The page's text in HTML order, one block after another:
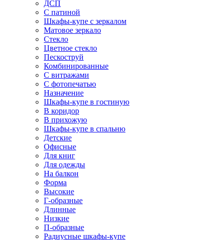
ДСП
С патиной
Шкафы-купе с зеркалом
Матовое зеркало
Стекло
Цветное стекло
Пескоструй
Комбинированные
С витражами
С фотопечатью
Назначение
Шкафы-купе в гостиную
В коридор
В прихожую
Шкафы-купе в спальню
Детские
Офисные
Для книг
Для одежды
На балкон
Форма
Высокие
Г-образные
Длинные
Низкие
П-образные
Радиусные шкафы-купе